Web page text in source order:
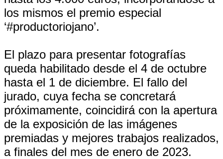
los mismos el premio especial
‘#productoriojano’.
El plazo para presentar fotografías
queda habilitado desde el 4 de octubre
hasta el 1 de diciembre. El fallo del
jurado, cuya fecha se concretará
próximamente, coincidirá con la apertura
de la exposición de las imágenes
premiadas y mejores trabajos realizados,
a finales del mes de enero de 2023.